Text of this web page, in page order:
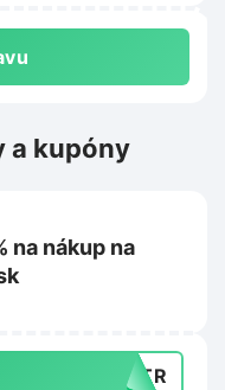
a kupóny
na nákup na
HZTR